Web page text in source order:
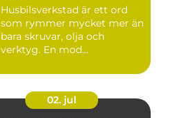
Husbilsverkstad är ett ord
som rymmer mycket mer än
bara skruvar, olja och
verktyg. En mod...
02. jul